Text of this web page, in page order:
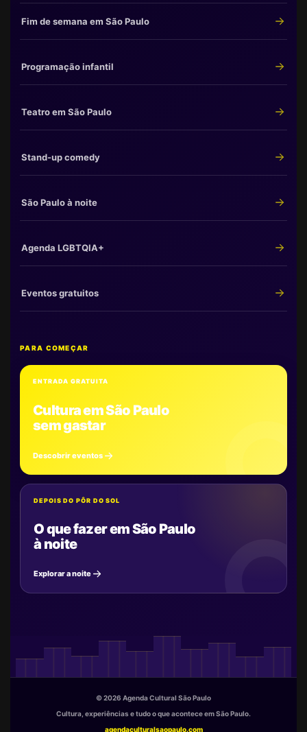
Fim de semana em São Paulo
Programação infantil
Teatro em São Paulo
Stand-up comedy
São Paulo à noite
Agenda LGBTQIA+
Eventos gratuitos
PARA COMEÇAR
ENTRADA GRATUITA
Cultura em São Paulo
sem gastar
Descobrir eventos
DEPOIS DO PÔR DO SOL
O que fazer em São Paulo
à noite
Explorar a noite
© 2026 Agenda Cultural São Paulo
Cultura, experiências e tudo o que acontece em São Paulo.
agendaculturalsaopaulo.com